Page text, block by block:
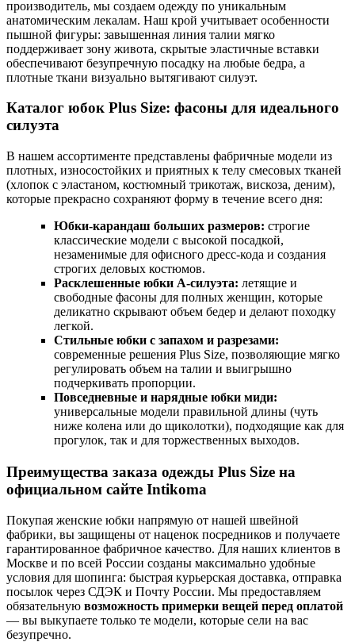
производитель, мы создаем одежду по уникальным
анатомическим лекалам. Наш крой учитывает особенности
пышной фигуры: завышенная линия талии мягко
поддерживает зону живота, скрытые эластичные вставки
обеспечивают безупречную посадку на любые бедра, а
плотные ткани визуально вытягивают силуэт.
Каталог юбок Plus Size: фасоны для идеального
силуэта
В нашем ассортименте представлены фабричные модели из
плотных, износостойких и приятных к телу смесовых тканей
(хлопок с эластаном, костюмный трикотаж, вискоза, деним),
которые прекрасно сохраняют форму в течение всего дня:
Юбки-карандаш больших размеров: строгие
классические модели с высокой посадкой,
незаменимые для офисного дресс-кода и создания
строгих деловых костюмов.
Расклешенные юбки А-силуэта: летящие и
свободные фасоны для полных женщин, которые
деликатно скрывают объем бедер и делают походку
легкой.
Стильные юбки с запахом и разрезами:
современные решения Plus Size, позволяющие мягко
регулировать объем на талии и выигрышно
подчеркивать пропорции.
Повседневные и нарядные юбки миди:
универсальные модели правильной длины (чуть
ниже колена или до щиколотки), подходящие как для
прогулок, так и для торжественных выходов.
Преимущества заказа одежды Plus Size на
официальном сайте Intikoma
Покупая женские юбки напрямую от нашей швейной
фабрики, вы защищены от наценок посредников и получаете
гарантированное фабричное качество. Для наших клиентов в
Москве и по всей России созданы максимально удобные
условия для шопинга: быстрая курьерская доставка, отправка
посылок через СДЭК и Почту России. Мы предоставляем
обязательную возможность примерки вещей перед оплатой
— вы выкупаете только те модели, которые сели на вас
безупречно.